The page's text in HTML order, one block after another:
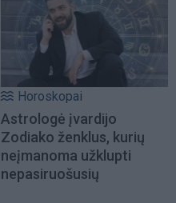
Horoskopai
Astrologė įvardijo
Zodiako ženklus, kurių
neįmanoma užklupti
nepasiruošusių